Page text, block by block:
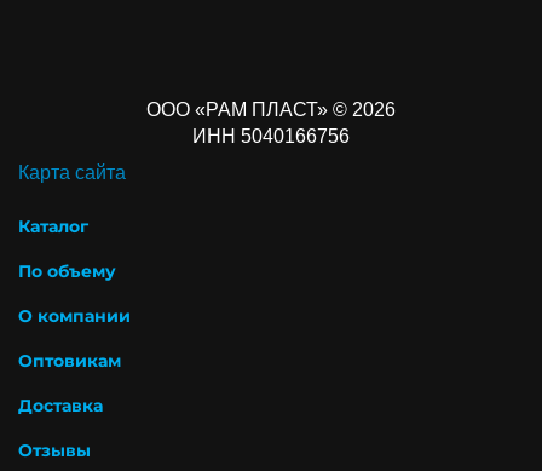
ООО «РАМ ПЛАСТ» © 2026
ИНН 5040166756
Карта сайта
Каталог
По объему
О компании
Оптовикам
Доставка
Отзывы